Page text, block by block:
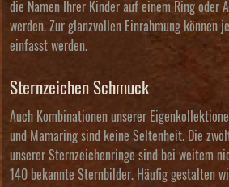
die Namen Ihrer Kinder auf einem Ring oder
werden. Zur glanzvollen Einrahmung können
einfasst werden.
Sternzeichen Schmuck
Auch Kombinationen unserer
und Mamaring sind keine Seltenheit. Die
unserer Sternzeichenringe sind bei weitem
140 bekannte Sternbilder. Häufig gestalten